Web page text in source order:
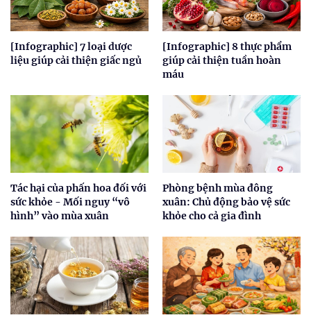
[Infographic] 7 loại dược
liệu giúp cải thiện giấc ngủ
[Infographic] 8 thực phẩm
giúp cải thiện tuần hoàn
máu
Tác hại của phấn hoa đối với
sức khỏe - Mối nguy “vô
hình” vào mùa xuân
Phòng bệnh mùa đông
xuân: Chủ động bảo vệ sức
khỏe cho cả gia đình